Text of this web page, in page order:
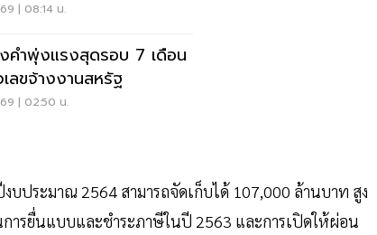
| 08:14 น.
คำพุ่งแรงสุดรอบ 7 เดือน
ลขจ้างงานสหรัฐ
| 02:50 น.
ประมาณ 2564 สามารถจัดเก็บได้ 107,000 ล้านบาท สูง
การยื่นแบบและชำระภาษีในปี 2563 และการเปิดให้ผ่อน